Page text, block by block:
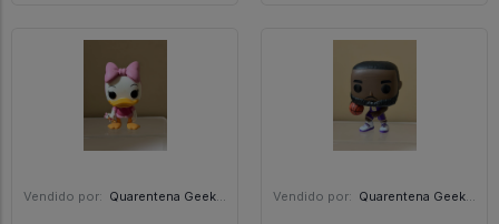
Vendido por: Quarentena Geek Store - SP Vendido por: Quarentena Geek Store - SP